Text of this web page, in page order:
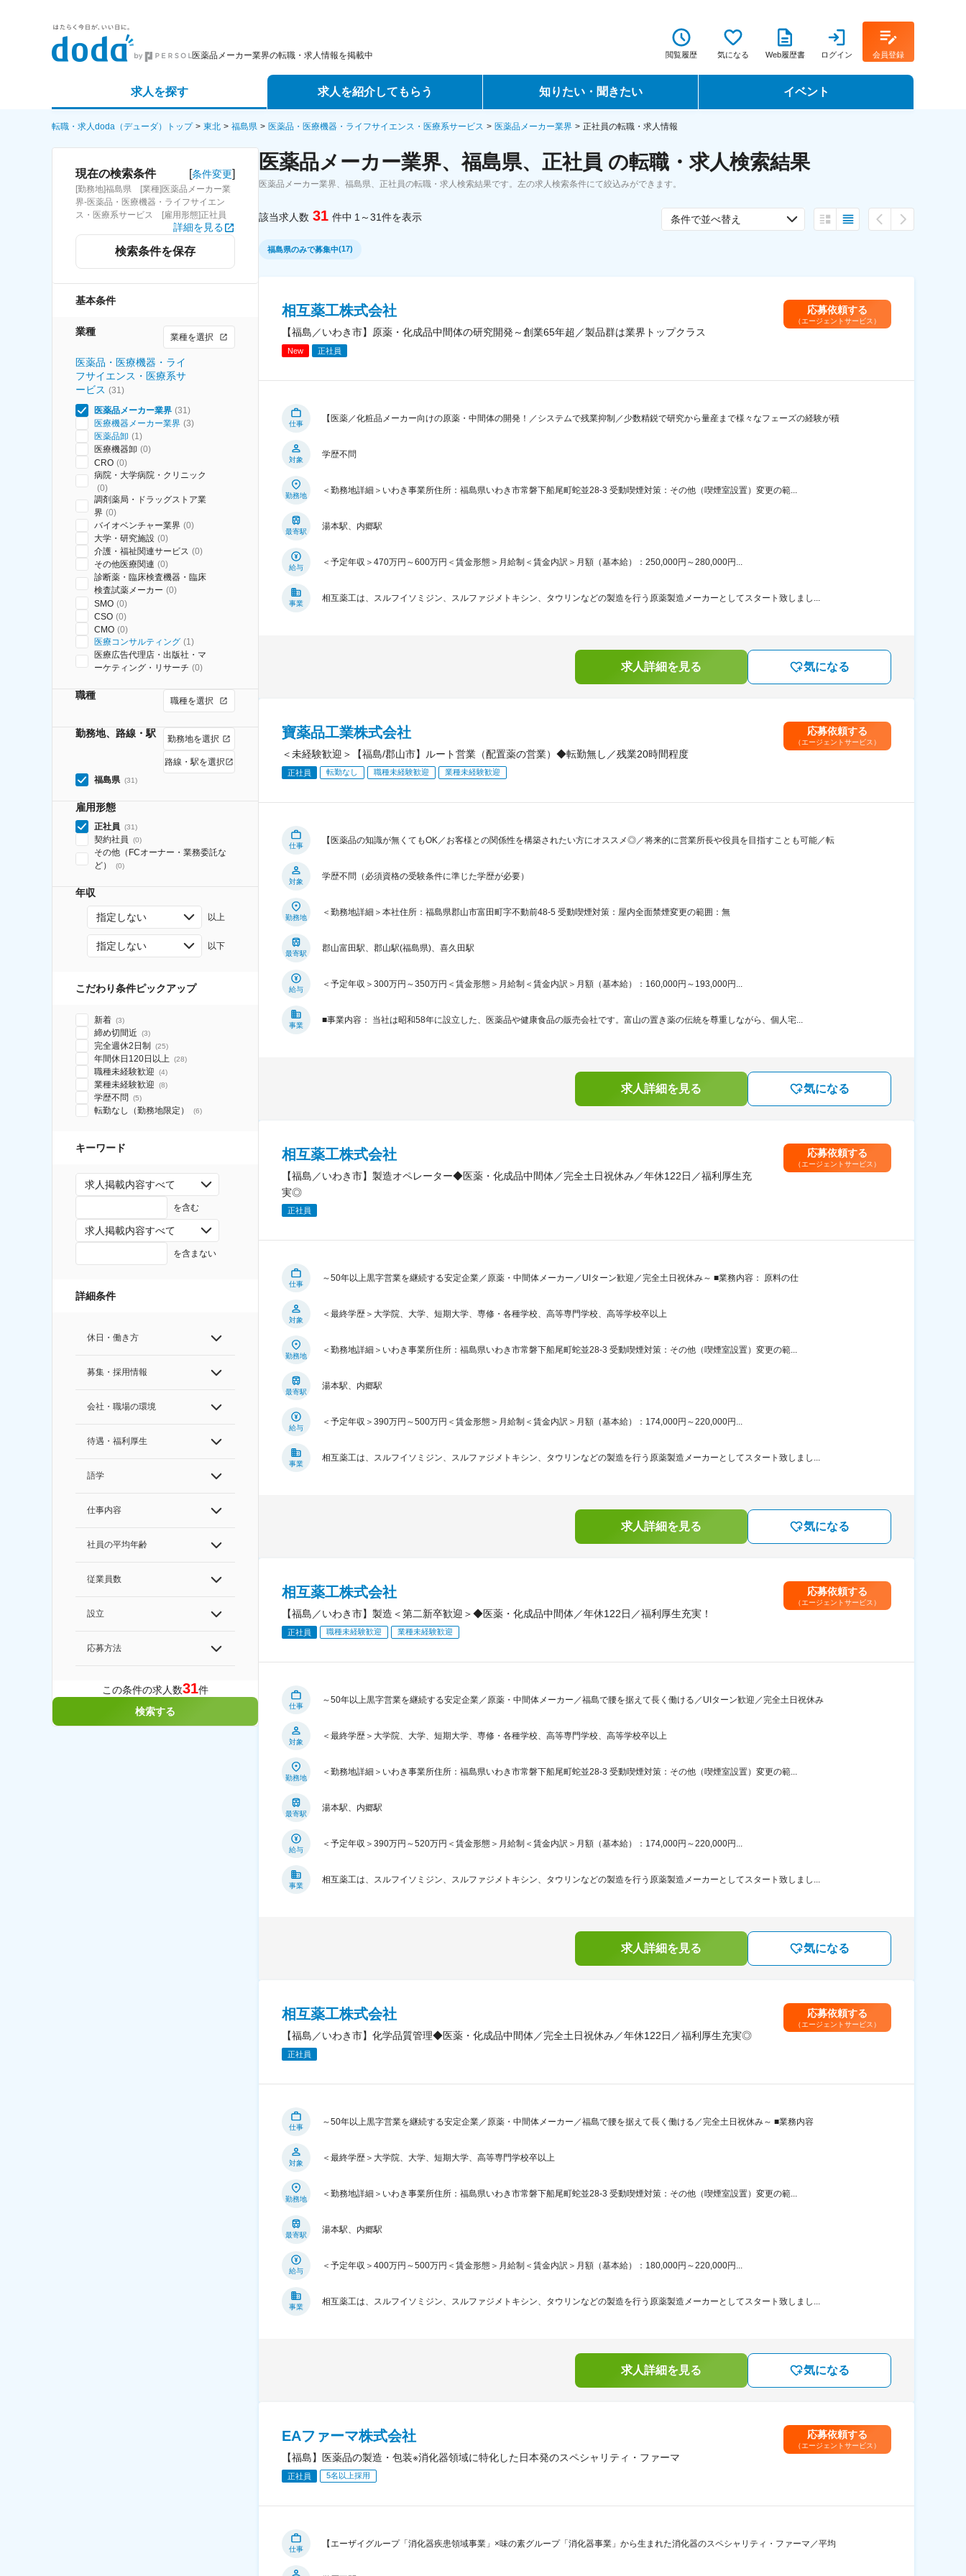
医薬品メーカー業界の転職・求人情報を掲載中 閲覧履歴 気になる Web履歴書 ログイン 会員登録
求人を探す
詳細条件から探す
求人特集から探す
求人を紹介してもらう
エージェントサービス
スカウトサービス
知りたい・聞きたい
転職ノウハウ
データで見る転職
イベント
転職フェア
転職・求人doda（デューダ）トップ 東北 福島県 医薬品・医療機器・ライフサイエンス・医療系サービス 医薬品メーカー業界 正社員の転職・求人情報
現在の検索条件 [条件変更]
[勤務地]福島県 [業種]医薬品メーカー業
界-医薬品・医療機器・ライフサイエン
ス・医療系サービス [雇用形態]正社員
詳細を見る
検索条件を保存
基本条件
業種 業種を選択
医薬品・医療機器・ライ
フサイエンス・医療系サ
ービス (31)
医薬品メーカー業界 (31)
医療機器メーカー業界 (3)
医薬品卸 (1)
医療機器卸 (0)
CRO (0)
病院・大学病院・クリニック
(0)
調剤薬局・ドラッグストア業
界 (0)
バイオベンチャー業界 (0)
大学・研究施設 (0)
介護・福祉関連サービス (0)
その他医療関連 (0)
診断薬・臨床検査機器・臨床
検査試薬メーカー (0)
SMO (0)
CSO (0)
CMO (0)
医療コンサルティング (1)
医療広告代理店・出版社・マ
ーケティング・リサーチ (0)
職種 職種を選択
勤務地、路線・駅 勤務地を選択
路線・駅を選択
福島県 (31)
雇用形態
正社員 (31)
契約社員 (0)
その他（FCオーナー・業務委託な
ど）
(0)
年収
指定しない 以上
指定しない 以下
こだわり条件ピックアップ
新着 (3)
締め切間近 (3)
完全週休2日制 (25)
年間休日120日以上 (28)
職種未経験歓迎 (4)
業種未経験歓迎 (8)
学歴不問 (5)
転勤なし（勤務地限定） (6)
キーワード
求人掲載内容すべて
を含む
求人掲載内容すべて
を含まない
詳細条件
休日・働き方
募集・採用情報
会社・職場の環境
待遇・福利厚生
語学
仕事内容
社員の平均年齢
従業員数
設立
応募方法
この条件の求人数31件
検索する
医薬品メーカー業界、福島県、正社員 の転職・求人検索結果
医薬品メーカー業界、福島県、正社員の転職・求人検索結果です。左の求人検索条件にて絞込みができます。
該当求人数 31 件中 1～31件を表示 条件で並べ替え
福島県のみで募集中(17)
相互薬工株式会社
【福島／いわき市】原薬・化成品中間体の研究開発～創業65年超／製品群は業界トップクラス
New 正社員
応募依頼する
（エージェントサービス）
仕事
【医薬／化粧品メーカー向けの原薬・中間体の開発！／システムで残業抑制／少数精鋭で研究から量産まで様々なフェーズの経験が積
対象
学歴不問
勤務地
＜勤務地詳細＞いわき事業所住所：福島県いわき市常磐下船尾町蛇並28-3 受動喫煙対策：その他（喫煙室設置）変更の範...
最寄駅
湯本駅、内郷駅
給与
＜予定年収＞470万円～600万円＜賃金形態＞月給制＜賃金内訳＞月額（基本給）：250,000円～280,000円...
事業
相互薬工は、スルフイソミジン、スルファジメトキシン、タウリンなどの製造を行う原薬製造メーカーとしてスタート致しまし...
求人詳細を見る 気になる
寶薬品工業株式会社
＜未経験歓迎＞【福島/郡山市】ルート営業（配置薬の営業）◆転勤無し／残業20時間程度
正社員 転勤なし 職種未経験歓迎 業種未経験歓迎
応募依頼する
（エージェントサービス）
仕事
【医薬品の知識が無くてもOK／お客様との関係性を構築されたい方にオススメ◎／将来的に営業所長や役員を目指すことも可能／転
対象
学歴不問（必須資格の受験条件に準じた学歴が必要）
勤務地
＜勤務地詳細＞本社住所：福島県郡山市富田町字不動前48-5 受動喫煙対策：屋内全面禁煙変更の範囲：無
最寄駅
郡山富田駅、郡山駅(福島県)、喜久田駅
給与
＜予定年収＞300万円～350万円＜賃金形態＞月給制＜賃金内訳＞月額（基本給）：160,000円～193,000円...
事業
■事業内容： 当社は昭和58年に設立した、医薬品や健康食品の販売会社です。富山の置き薬の伝統を尊重しながら、個人宅...
求人詳細を見る 気になる
相互薬工株式会社
【福島／いわき市】製造オペレーター◆医薬・化成品中間体／完全土日祝休み／年休122日／福利厚生充
実◎
正社員
応募依頼する
（エージェントサービス）
仕事
～50年以上黒字営業を継続する安定企業／原薬・中間体メーカー／UIターン歓迎／完全土日祝休み～ ■業務内容： 原料の仕
対象
＜最終学歴＞大学院、大学、短期大学、専修・各種学校、高等専門学校、高等学校卒以上
勤務地
＜勤務地詳細＞いわき事業所住所：福島県いわき市常磐下船尾町蛇並28-3 受動喫煙対策：その他（喫煙室設置）変更の範...
最寄駅
湯本駅、内郷駅
給与
＜予定年収＞390万円～500万円＜賃金形態＞月給制＜賃金内訳＞月額（基本給）：174,000円～220,000円...
事業
相互薬工は、スルフイソミジン、スルファジメトキシン、タウリンなどの製造を行う原薬製造メーカーとしてスタート致しまし...
求人詳細を見る 気になる
相互薬工株式会社
【福島／いわき市】製造＜第二新卒歓迎＞◆医薬・化成品中間体／年休122日／福利厚生充実！
正社員 職種未経験歓迎 業種未経験歓迎
応募依頼する
（エージェントサービス）
仕事
～50年以上黒字営業を継続する安定企業／原薬・中間体メーカー／福島で腰を据えて長く働ける／UIターン歓迎／完全土日祝休み
対象
＜最終学歴＞大学院、大学、短期大学、専修・各種学校、高等専門学校、高等学校卒以上
勤務地
＜勤務地詳細＞いわき事業所住所：福島県いわき市常磐下船尾町蛇並28-3 受動喫煙対策：その他（喫煙室設置）変更の範...
最寄駅
湯本駅、内郷駅
給与
＜予定年収＞390万円～520万円＜賃金形態＞月給制＜賃金内訳＞月額（基本給）：174,000円～220,000円...
事業
相互薬工は、スルフイソミジン、スルファジメトキシン、タウリンなどの製造を行う原薬製造メーカーとしてスタート致しまし...
求人詳細を見る 気になる
相互薬工株式会社
【福島／いわき市】化学品質管理◆医薬・化成品中間体／完全土日祝休み／年休122日／福利厚生充実◎
正社員
応募依頼する
（エージェントサービス）
仕事
～50年以上黒字営業を継続する安定企業／原薬・中間体メーカー／福島で腰を据えて長く働ける／完全土日祝休み～ ■業務内容
対象
＜最終学歴＞大学院、大学、短期大学、高等専門学校卒以上
勤務地
＜勤務地詳細＞いわき事業所住所：福島県いわき市常磐下船尾町蛇並28-3 受動喫煙対策：その他（喫煙室設置）変更の範...
最寄駅
湯本駅、内郷駅
給与
＜予定年収＞400万円～500万円＜賃金形態＞月給制＜賃金内訳＞月額（基本給）：180,000円～220,000円...
事業
相互薬工は、スルフイソミジン、スルファジメトキシン、タウリンなどの製造を行う原薬製造メーカーとしてスタート致しまし...
求人詳細を見る 気になる
EAファーマ株式会社
【福島】医薬品の製造・包装※消化器領域に特化した日本発のスペシャリティ・ファーマ
正社員 5名以上採用
応募依頼する
（エージェントサービス）
仕事
【エーザイグループ「消化器疾患領域事業」×味の素グループ「消化器事業」から生まれた消化器のスペシャリティ・ファーマ／平均